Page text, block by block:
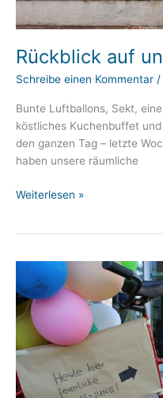
Rückblick auf
Schreibe einen Kommentar /
Bunte Luftballons, Sekt,
köstliches Kuchenbuffet
den ganzen Tag – letzte
haben unsere räumliche
Rückblick
Weiterlesen »